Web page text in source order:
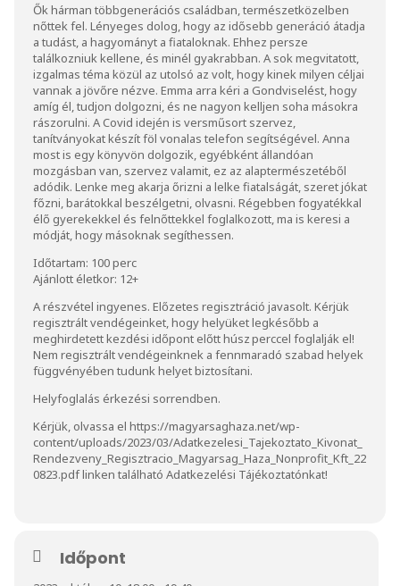
Ők hárman többgenerációs családban, természetközelben
nőttek fel. Lényeges dolog, hogy az idősebb generáció átadja
a tudást, a hagyományt a fiataloknak. Ehhez persze
találkozniuk kellene, és minél gyakrabban. A sok megvitatott,
izgalmas téma közül az utolsó az volt, hogy kinek milyen céljai
vannak a jövőre nézve. Emma arra kéri a Gondviselést, hogy
amíg él, tudjon dolgozni, és ne nagyon kelljen soha másokra
rászorulni. A Covid idején is versműsort szervez,
tanítványokat készít föl vonalas telefon segítségével. Anna
most is egy könyvön dolgozik, egyébként állandóan
mozgásban van, szervez valamit, ez az alaptermészetéből
adódik. Lenke meg akarja őrizni a lelke fiatalságát, szeret jókat
főzni, barátokkal beszélgetni, olvasni. Régebben fogyatékkal
élő gyerekekkel és felnőttekkel foglalkozott, ma is keresi a
módját, hogy másoknak segíthessen.
Időtartam: 100 perc
Ajánlott életkor: 12+
A részvétel ingyenes. Előzetes regisztráció javasolt. Kérjük
regisztrált vendégeinket, hogy helyüket legkésőbb a
meghirdetett kezdési időpont előtt húsz perccel foglalják el!
Nem regisztrált vendégeinknek a fennmaradó szabad helyek
függvényében tudunk helyet biztosítani.
Helyfoglalás érkezési sorrendben.
Kérjük, olvassa el https://magyarsaghaza.net/wp-
content/uploads/2023/03/Adatkezelesi_Tajekoztato_Kivonat_
Rendezveny_Regisztracio_Magyarsag_Haza_Nonprofit_Kft_22
0823.pdf linken található Adatkezelési Tájékoztatónkat!
Időpont